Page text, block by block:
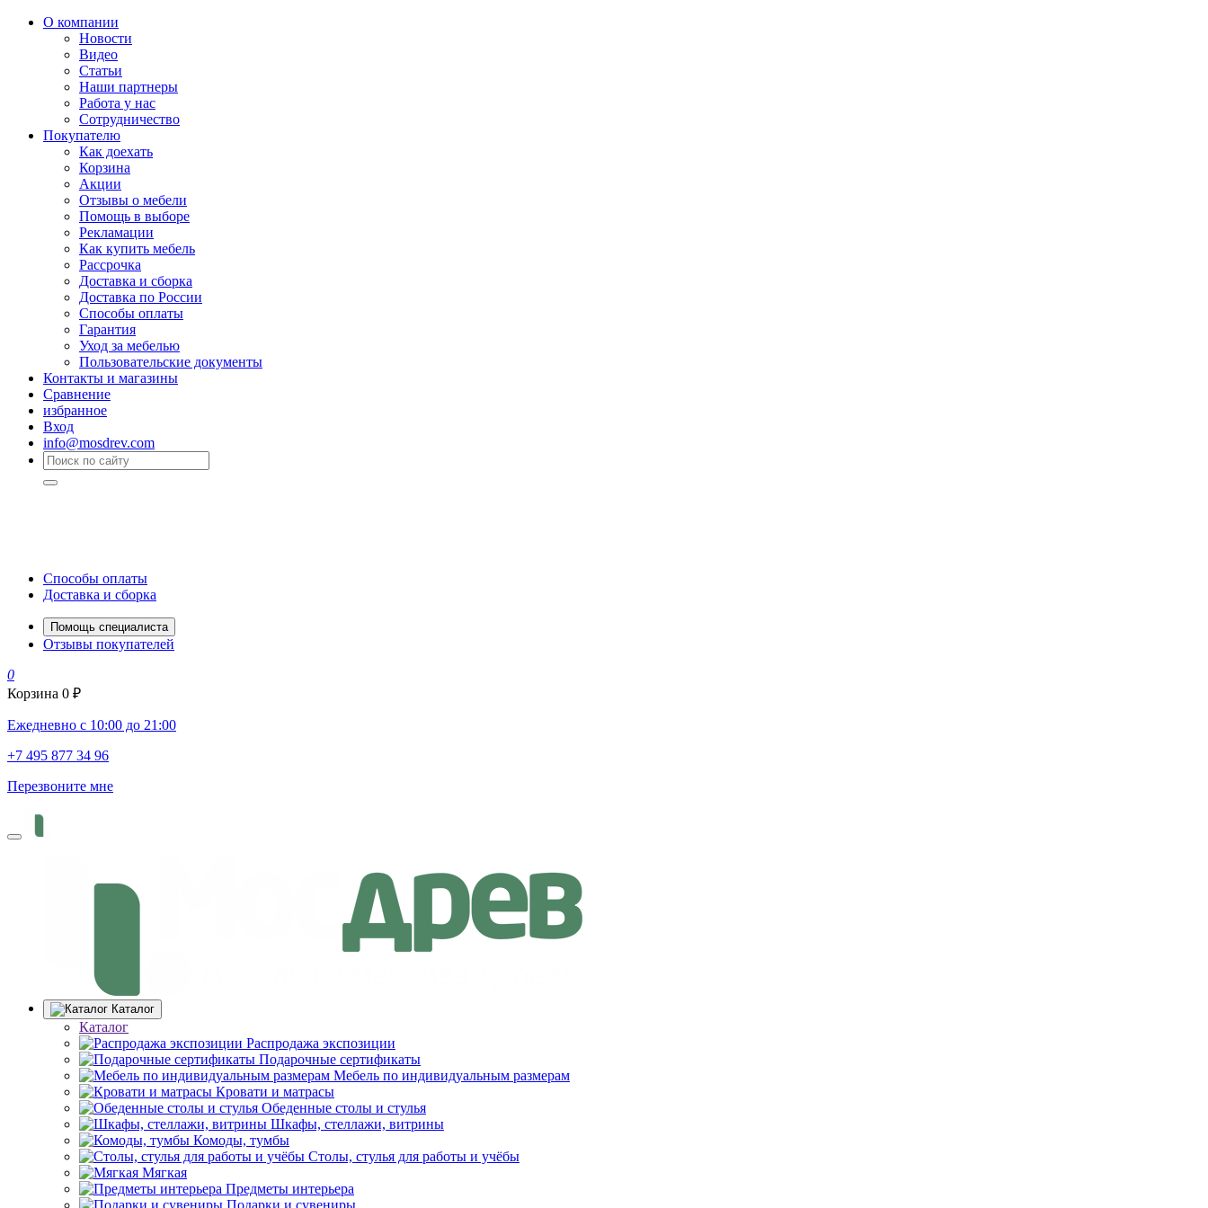
О компании
Новости
Видео
Статьи
Наши партнеры
Работа у нас
Сотрудничество
Покупателю
Как доехать
Корзина
Акции
Отзывы о мебели
Помощь в выборе
Рекламации
Как купить мебель
Рассрочка
Доставка и сборка
Доставка по России
Способы оплаты
Гарантия
Уход за мебелью
Пользовательские документы
Контакты и магазины
Сравнение
избранное
Вход
info@mosdrev.com
Способы оплаты
Доставка и сборка
Помощь специалиста
Отзывы покупателей
0
Корзина 0 ₽
Ежедневно с 10:00 до 21:00
+7 495 877 34 96
Перезвоните мне
Каталог
Каталог
Распродажа экспозиции
Подарочные сертификаты
Мебель по индивидуальным размерам
Кровати и матрасы
Обеденные столы и стулья
Шкафы, стеллажи, витрины
Комоды, тумбы
Столы, стулья для работы и учёбы
Мягкая
Предметы интерьера
Подарки и сувениры